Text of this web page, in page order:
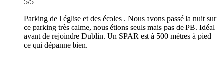
Parking de l église et des écoles . Nous avons passé la nuit sur
ce parking très calme, nous étions seuls mais pas de PB. Idéal
avant de rejoindre Dublin. Un SPAR est à 500 mètres à pied
ce qui dépanne bien.